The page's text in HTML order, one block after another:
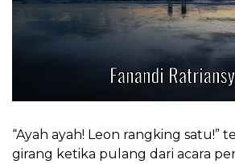
“Ayah ayah! Leon rangking satu!”
girang ketika pulang dari acara